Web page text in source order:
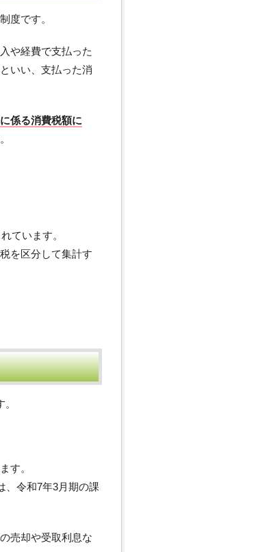
度です。
や経費で支払った
いい、支払った消
係る消費税額に
ています。
を区分して集計す
す。
、令和7年3月期の課
売却や受取利息な